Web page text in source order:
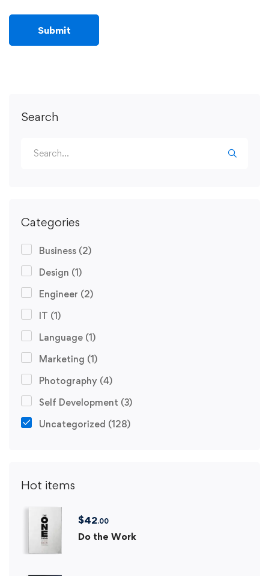
Search
Categories
Business (2)
Design (1)
Engineer (2)
IT (1)
Language (1)
Marketing (1)
Photography (4)
Self Development (3)
Uncategorized (128)
Hot items
$42.00
Do the Work